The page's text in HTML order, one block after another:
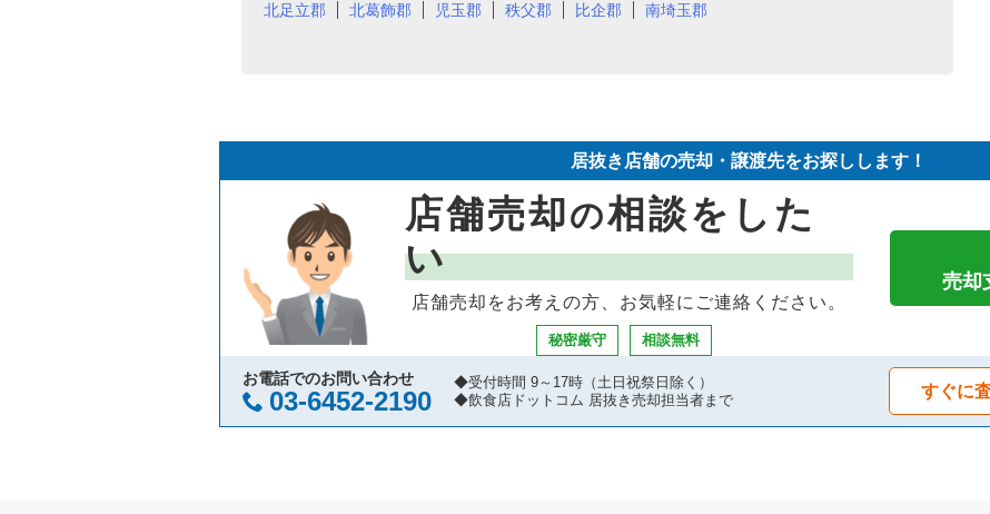
北足立郡 北葛飾郡 児玉郡 秩父郡 比企郡 南埼玉郡
居抜き店舗の売却・譲渡先をお探しします！
店舗売却の相談をした
い
店舗売却をお考えの方、お気軽にご連絡ください。
秘密厳守 相談無料
売却
お電話でのお問い合わせ
03-6452-2190
◆受付時間 9～17時（土日祝祭日除く）
◆飲食店ドットコム 居抜き売却担当者まで
すぐに